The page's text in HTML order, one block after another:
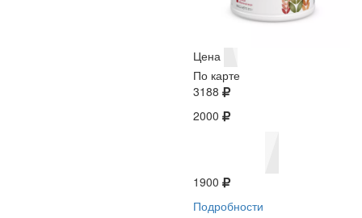
Цена
По карте
3188
2000
1900
Подробности